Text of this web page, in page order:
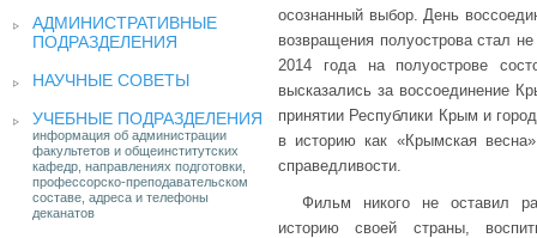
АДМИНИСТРАТИВНЫЕ
ПОДРАЗДЕЛЕНИЯ
НАУЧНЫЕ СОВЕТЫ
УЧЕБНЫЕ ПОДРАЗДЕЛЕНИЯ
информация об администрации
факультетов и общеинститутских
кафедр, направлениях подготовки,
профессорско-преподавательском
составе, адреса и телефоны
деканатов
осознанный выбор. День
возвращения полуострова стал
2014 года на полуострове
высказались за воссоединение
принятии Республики Крым и
в историю как «Крымская
справедливости.
Фильм никого не оставил
историю своей страны,